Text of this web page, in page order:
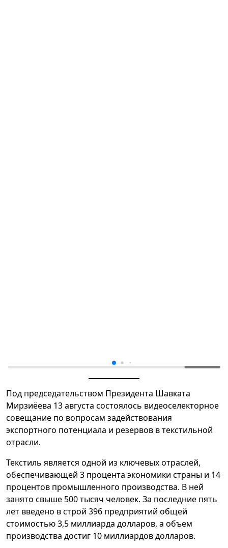
Под председательством Президента Шавката
Мирзиёева 13 августа состоялось видеоселекторное
совещание по вопросам задействования
экспортного потенциала и резервов в текстильной
отрасли.
Текстиль является одной из ключевых отраслей,
обеспечивающей 3 процента экономики страны и 14
процентов промышленного производства. В ней
занято свыше 500 тысяч человек. За последние пять
лет введено в строй 396 предприятий общей
стоимостью 3,5 миллиарда долларов, а объем
производства достиг 10 миллиардов долларов.